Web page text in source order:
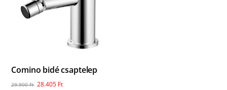
Comino bidé csaptelep
29.900Ft Original
28.405 FtCurrent